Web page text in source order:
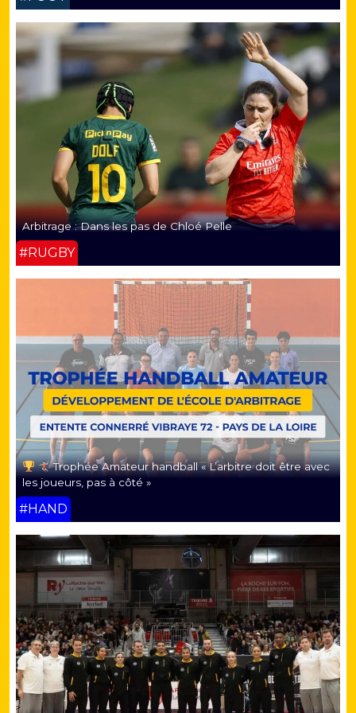
Arbitrage : Dans les pas de Chloé Pelle
#RUGBY
Trophée Amateur handball « L’arbitre doit être avec
les joueurs, pas à côté »
#HAND